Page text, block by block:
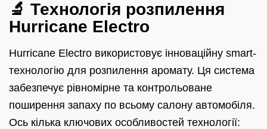
🔬 Технологія розпилення
Hurricane Electro
Hurricane Electro використовує інноваційну smart-
технологію для розпилення аромату. Ця система
забезпечує рівномірне та контрольоване
поширення запаху по всьому салону автомобіля.
Ось кілька ключових особливостей технології: